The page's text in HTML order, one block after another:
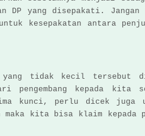
DP yang disepakati.
kesepakatan antara
tidak kecil tersebut
kepada kita
kunci, perlu dicek juga
kita bisa klaim kepada